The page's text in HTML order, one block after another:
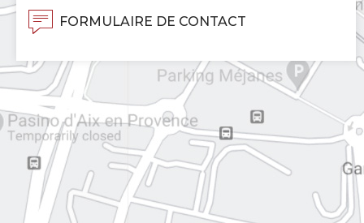
FORMULAIRE DE CONTACT